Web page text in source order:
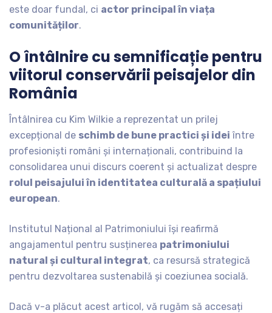
este doar fundal, ci actor principal în viața
comunităților.
O întâlnire cu semnificație pentru
viitorul conservării peisajelor din
România
Întâlnirea cu Kim Wilkie a reprezentat un prilej
excepțional de schimb de bune practici și idei între
profesioniști români și internaționali, contribuind la
consolidarea unui discurs coerent și actualizat despre
rolul peisajului în identitatea culturală a spațiului
european.
Institutul Național al Patrimoniului își reafirmă
angajamentul pentru susținerea patrimoniului
natural și cultural integrat, ca resursă strategică
pentru dezvoltarea sustenabilă și coeziunea socială.
Dacă v-a plăcut acest articol, vă rugăm să accesați